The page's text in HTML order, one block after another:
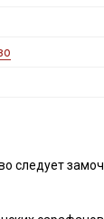
следует